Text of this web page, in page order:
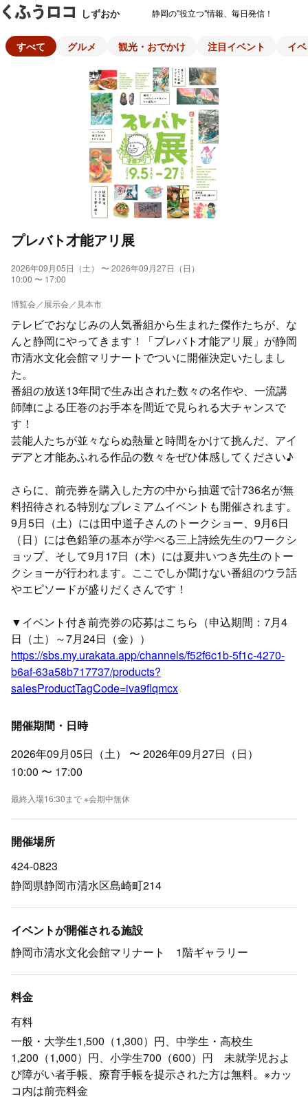
しずおか 静岡の"役立つ"情報、毎日発信！
すべて グルメ 観光・おでかけ 注目イベント イ
プレバト才能アリ展
2026年09月05日（土） 〜 2026年09月27日（日）
10:00 〜 17:00
博覧会／展示会／見本市
テレビでおなじみの人気番組から生まれた傑作たちが、な
んと静岡にやってきます！「プレバト才能アリ展」が静岡
市清水文化会館マリナートでついに開催決定いたしまし
た。
番組の放送13年間で生み出された数々の名作や、一流講
師陣による圧巻のお手本を間近で見られる大チャンスで
す！
芸能人たちが並々ならぬ熱量と時間をかけて挑んだ、アイ
デアと才能あふれる作品の数々をぜひ体感してください♪
さらに、前売券を購入した方の中から抽選で計736名が無
料招待される特別なプレミアムイベントも開催されます。
9月5日（土）には田中道子さんのトークショー、9月6日
（日）には色鉛筆の基本が学べる三上詩絵先生のワークシ
ョップ、そして9月17日（木）には夏井いつき先生のトー
クショーが行われます。ここでしか聞けない番組のウラ話
やエピソードが盛りだくさんです！
▼イベント付き前売券の応募はこちら（申込期間：7月4
日（土）～7月24日（金））
https://sbs.my.urakata.app/channels/f52f6c1b-5f1c-4270-
b6af-63a58b717737/products?
salesProductTagCode=iva9flqmcx
開催期間・日時
2026年09月05日（土） 〜 2026年09月27日（日）
10:00 〜 17:00
最終入場16:30まで ※会期中無休
開催場所
424-0823
静岡県静岡市清水区島崎町214
イベントが開催される施設
静岡市清水文化会館マリナート 1階ギャラリー
料金
有料
一般・大学生1,500（1,300）円、中学生・高校生
1,200（1,000）円、小学生700（600）円 未就学児およ
び障がい者手帳、療育手帳を提示された方は無料。※カッ
コ内は前売料金